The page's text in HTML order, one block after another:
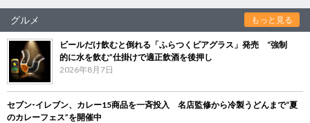
グルメ もっと見る
ビールだけ飲むと倒れる「ふらつくビアグラス」発売 “強制
的に水を飲む”仕掛けで適正飲酒を後押し
2026年8月7日
セブン‐イレブン、カレー15商品を一斉投入 名店監修から冷製うどんまで“夏
のカレーフェス”を開催中